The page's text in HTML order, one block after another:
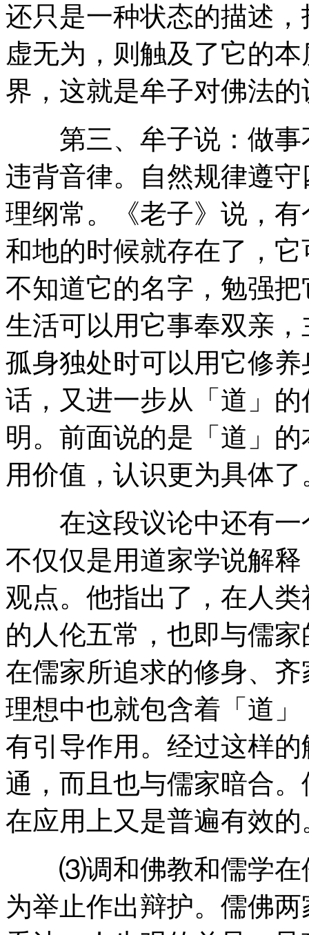
还只是一种状态的描述
虚无为，则触及了它的
界，这就是牟子对佛法的
第三、牟子说：做事
违背音律。自然规律遵
理纲常。《老子》说，
和地的时候就存在了，
不知道它的名字，勉强
生活可以用它事奉双亲
孤身独处时可以用它修
话，又进一步从「道」
明。前面说的是「道」
用价值，认识更为具体了
在这段议论中还有一
不仅仅是用道家学说解
观点。他指出了，在人
的人伦五常，也即与儒
在儒家所追求的修身、
理想中也就包含着「道
有引导作用。经过这样
通，而且也与儒家暗合
在应用上又是普遍有效的
⑶调和佛教和儒学在
为举止作出辩护。儒佛